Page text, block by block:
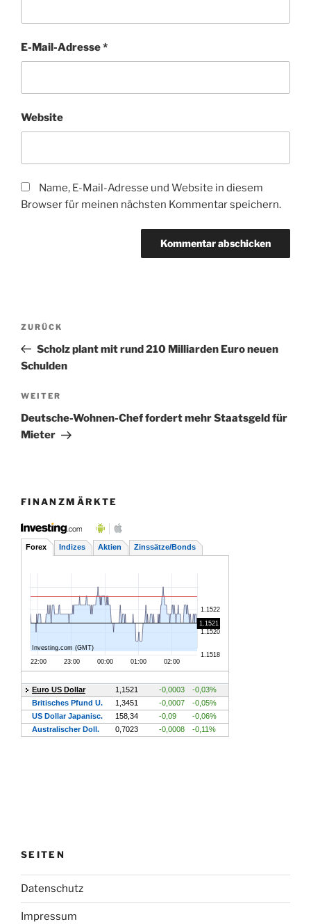
E-Mail-Adresse*
Website
Name, E-Mail-Adresse und Website in diesem
Browser für meinen nächsten Kommentar speichern.
Beitragsnavigation
Vorheriger
Beitrag
ZURÜCK
Scholz plant mit rund 210 Milliarden Euro neuen
Schulden
Nächster
Beitrag
WEITER
Deutsche-Wohnen-Chef fordert mehr Staatsgeld für
Mieter
FINANZMÄRKTE
SEITEN
Datenschutz
Impressum